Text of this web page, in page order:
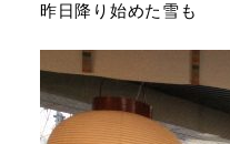
昨日降り始めた雪も